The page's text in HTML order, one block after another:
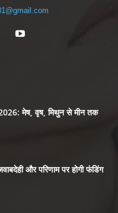
मेष, वृष, मिथुन से मीन तक
और परिणाम पर होगी फंडिंग